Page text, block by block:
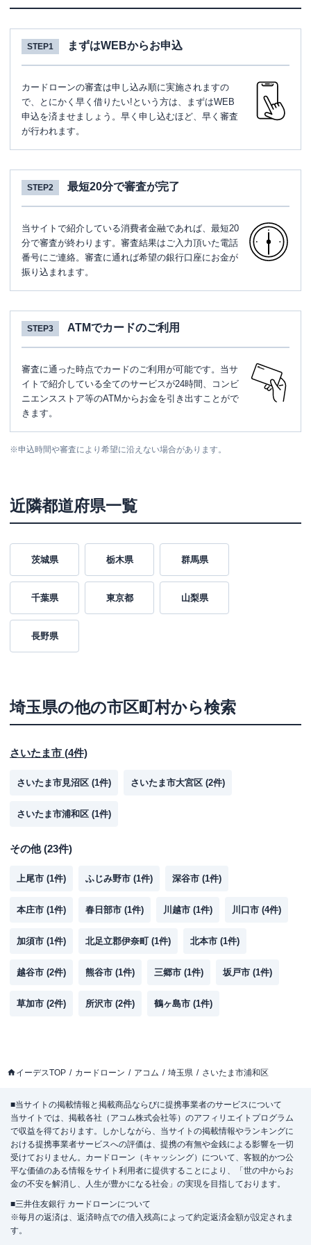
STEP1 まずはWEBからお申込
カードローンの審査は申し込み順に実施されますの
で、とにかく早く借りたい!という方は、まずはWEB
申込を済ませましょう。早く申し込むほど、早く審査
が行われます。
STEP2 最短20分で審査が完了
当サイトで紹介している消費者金融であれば、最短20
分で審査が終わります。審査結果はご入力頂いた電話
番号にご連絡。審査に通れば希望の銀行口座にお金が
振り込まれます。
STEP3 ATMでカードのご利用
審査に通った時点でカードのご利用が可能です。当サ
イトで紹介している全てのサービスが24時間、コンビ
ニエンスストア等のATMからお金を引き出すことがで
きます。
※申込時間や審査により希望に沿えない場合があります。
近隣都道府県一覧
茨城県 栃木県 群馬県
千葉県 東京都 山梨県
長野県
埼玉県の他の市区町村から検索
さいたま市 (4件)
さいたま市見沼区 (1件) さいたま市大宮区 (2件)
さいたま市浦和区 (1件)
その他(23件)
上尾市 (1件) ふじみ野市 (1件) 深谷市 (1件)
本庄市 (1件) 春日部市 (1件) 川越市 (1件) 川口市 (4件)
加須市 (1件) 北足立郡伊奈町 (1件) 北本市 (1件)
越谷市 (2件) 熊谷市 (1件) 三郷市 (1件) 坂戸市 (1件)
草加市 (2件) 所沢市 (2件) 鶴ヶ島市 (1件)
イーデスTOP カードローン アコム 埼玉県 さいたま市浦和区
■当サイトの掲載情報と掲載商品ならびに提携事業者のサービスについて
当サイトでは、掲載各社（アコム株式会社等）のアフィリエイトプログラム
で収益を得ております。しかしながら、当サイトの掲載情報やランキングに
おける提携事業者サービスへの評価は、提携の有無や金銭による影響を一切
受けておりません。カードローン（キャッシング）について、客観的かつ公
平な価値のある情報をサイト利用者に提供することにより、「世の中からお
金の不安を解消し、人生が豊かになる社会」の実現を目指しております。
■三井住友銀行 カードローンについて
※毎月の返済は、返済時点での借入残高によって約定返済金額が設定されま
す。